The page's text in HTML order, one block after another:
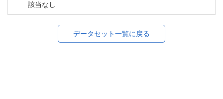
該当なし
データセット一覧に戻る